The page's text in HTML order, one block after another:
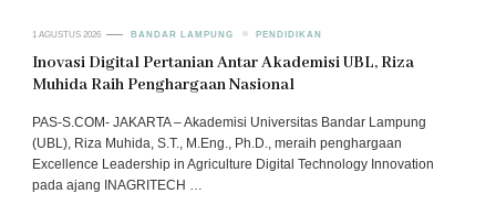
1 AGUSTUS 2026 BANDAR LAMPUNG PENDIDIKAN
Inovasi Digital Pertanian Antar Akademisi UBL, Riza
Muhida Raih Penghargaan Nasional
PAS-S.COM- JAKARTA – Akademisi Universitas Bandar Lampung
(UBL), Riza Muhida, S.T., M.Eng., Ph.D., meraih penghargaan
Excellence Leadership in Agriculture Digital Technology Innovation
pada ajang INAGRITECH …